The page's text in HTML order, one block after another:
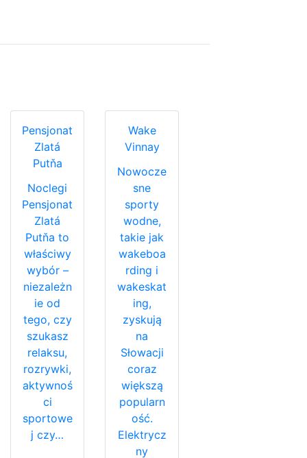
Pensjonat
Zlatá
Putňa
Noclegi
Pensjonat
Zlatá
Putňa to
właściwy
wybór –
niezależn
ie od
tego, czy
szukasz
relaksu,
rozrywki,
aktywnoś
ci
sportowe
j czy…
Wake
Vinnay
Nowocze
sne
sporty
wodne,
takie jak
wakeboa
rding i
wakeskat
ing,
zyskują
na
Słowacji
coraz
większą
popularn
ość.
Elektrycz
ny